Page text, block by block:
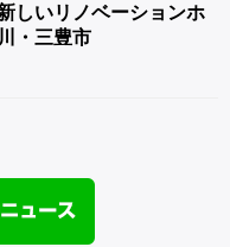
しいリノベーションホ
・三豊市